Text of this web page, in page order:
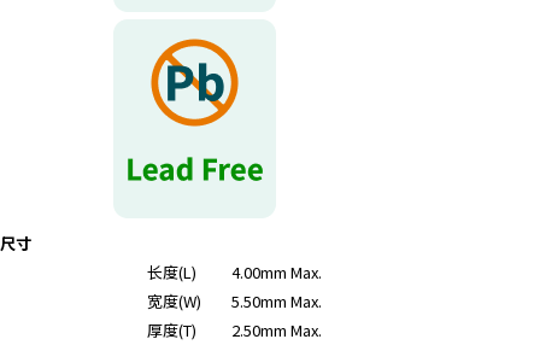
尺寸
长度(L)
4.00mm Max.
宽度(W)
5.50mm Max.
厚度(T)
2.50mm Max.